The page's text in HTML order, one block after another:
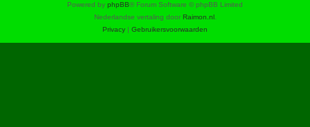
Powered by phpBB® Forum Software © phpBB Limited
Nederlandse vertaling door Raimon.nl.
Privacy | Gebruikersvoorwaarden